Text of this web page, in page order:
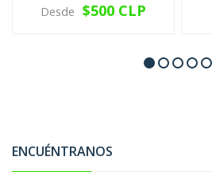
Desde $500 CLP
ENCUÉNTRANOS